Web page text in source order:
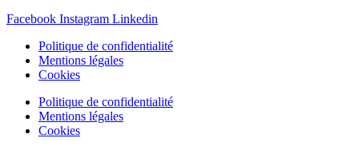
Facebook Instagram Linkedin
Politique de confidentialité
Mentions légales
Cookies
Politique de confidentialité
Mentions légales
Cookies